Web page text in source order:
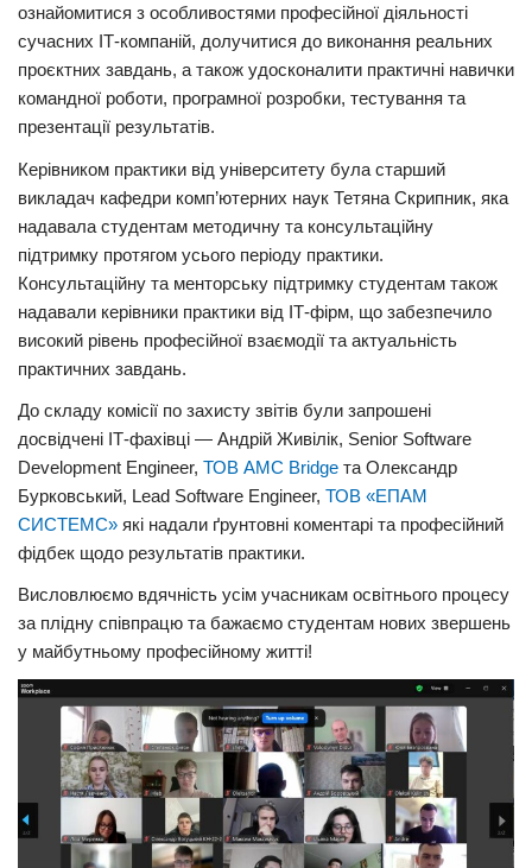
ознайомитися з особливостями професійної діяльності
сучасних ІТ-компаній, долучитися до виконання реальних
проєктних завдань, а також удосконалити практичні навички
командної роботи, програмної розробки, тестування та
презентації результатів.
Керівником практики від університету була старший
викладач кафедри комп’ютерних наук Тетяна Скрипник, яка
надавала студентам методичну та консультаційну
підтримку протягом усього періоду практики.
Консультаційну та менторську підтримку студентам також
надавали керівники практики від ІТ-фірм, що забезпечило
високий рівень професійної взаємодії та актуальність
практичних завдань.
До складу комісії по захисту звітів були запрошені
досвідчені ІТ-фахівці — Андрій Живілік, Senior Software
Development Engineer, ТОВ АМC Bridge та Олександр
Бурковський, Lead Software Engineer, ТОВ «ЕПАМ
СИСТЕМС» які надали ґрунтовні коментарі та професійний
фідбек щодо результатів практики.
Висловлюємо вдячність усім учасникам освітнього процесу
за плідну співпрацю та бажаємо студентам нових звершень
у майбутньому професійному житті!